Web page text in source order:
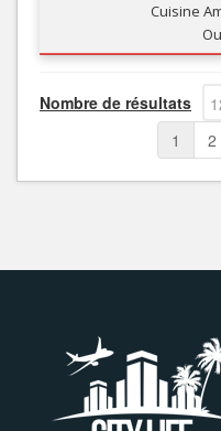
Cuisine
Nombre de résultats
1 2